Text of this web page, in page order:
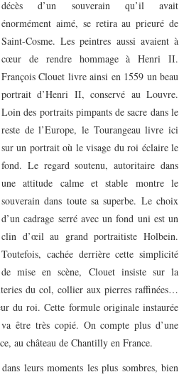
décès d’un souverain qu’il avait
énormément aimé, se retira au prieuré de
Saint-Cosme. Les peintres aussi avaient à
cœur de rendre hommage à Henri II.
François Clouet livre ainsi en 1559 un beau
portrait d’Henri II, conservé au Louvre.
Loin des portraits pimpants de sacre dans le
reste de l’Europe, le Tourangeau livre ici
sur un portrait où le visage du roi éclaire le
fond. Le regard soutenu, autoritaire dans
une attitude calme et stable montre le
souverain dans toute sa superbe. Le choix
d’un cadrage serré avec un fond uni est un
clin d’œil au grand portraitiste Holbein.
Toutefois, cachée derrière cette simplicité
de mise en scène, Clouet insiste sur la
du col, collier aux pierres raffinées…
du roi. Cette formule originale instaurée
être très copié. On compte plus d’une
au château de Chantilly en France.
leurs moments les plus sombres, bien